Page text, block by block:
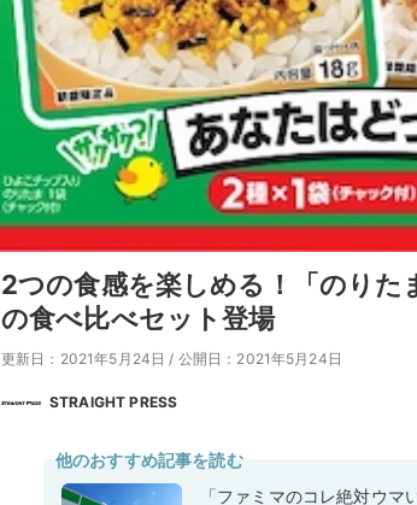
2つの食感を楽しめる！「のりた
の食べ比べセット登場
更新日：2021年5月24日 / 公開日：2021年5月24日
STRAIGHT PRESS
他のおすすめ記事を読む
「ファミマのコレ絶対ウ